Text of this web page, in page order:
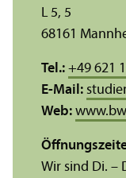
L 5, 5
68161
Tel.: +49 621
E-Mail:
Web:
Wir sind Di. –